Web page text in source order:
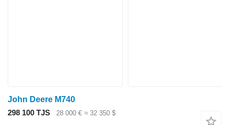
John Deere M740
298 100 TJS
28 000 € ≈ 32 350 $